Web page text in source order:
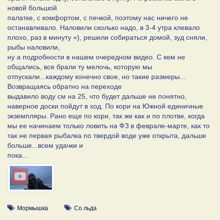
новой большой
палатке, с комфортом, с печкой, поэтому нас ничего не
останавливало. Наловили сколько надо, в 3-4 утра клевало
плохо, раз в минуту =), решили собираться домой, зуд сняли,
рыбы наловили,
ну а подробности в нашем очередном видео. С кем не
общались, все брали ту мелочь, которую мы
отпускали...каждому конечно свое, но такие размеры...
Возвращаясь обратно на переходе
выдавило воду см на 25, что будет дальше не понятно,
наверное доски пойдут в ход. По кори на Южной единичные
экземпляры. Рано еще по кори, так же как и по плотве, когда
мы ее начинаем только ловить на ФЗ в феврале-марте, как то
так не первая рыбалка по твердой воде уже открыта, дальше
больше...всем удачки и
пока...
Мормышка Со льда